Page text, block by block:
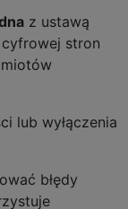
z ustawą
stron
lub wyłączenia
błędy